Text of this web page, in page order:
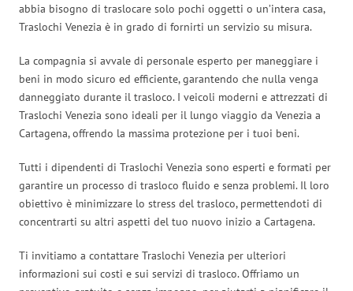
abbia bisogno di traslocare solo pochi oggetti o un’intera casa,
Traslochi Venezia è in grado di fornirti un servizio su misura.
La compagnia si avvale di personale esperto per maneggiare i
beni in modo sicuro ed efficiente, garantendo che nulla venga
danneggiato durante il trasloco. I veicoli moderni e attrezzati di
Traslochi Venezia sono ideali per il lungo viaggio da Venezia a
Cartagena, offrendo la massima protezione per i tuoi beni.
Tutti i dipendenti di Traslochi Venezia sono esperti e formati per
garantire un processo di trasloco fluido e senza problemi. Il loro
obiettivo è minimizzare lo stress del trasloco, permettendoti di
concentrarti su altri aspetti del tuo nuovo inizio a Cartagena.
Ti invitiamo a contattare Traslochi Venezia per ulteriori
informazioni sui costi e sui servizi di trasloco. Offriamo un